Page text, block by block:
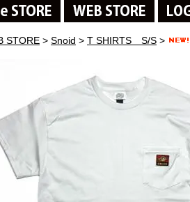
STORE > Snoid > T SHIRTS S/S >